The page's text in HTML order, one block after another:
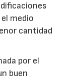
medio
cantidad
por el
buen